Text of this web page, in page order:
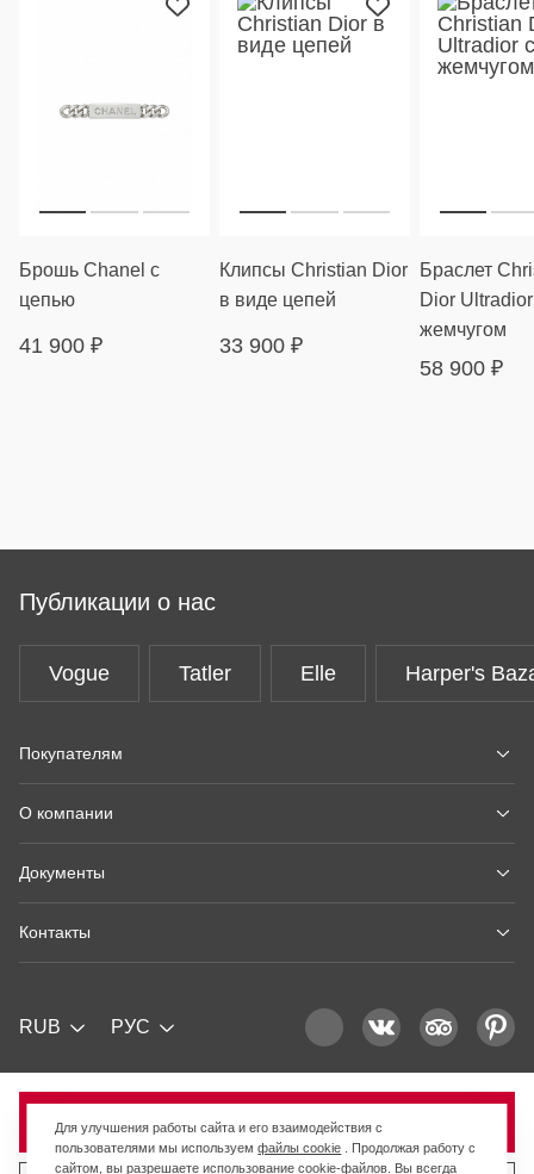
Продано
Брошь Chanel с
цепью
41 900 ₽
Клипсы Christian Dior
в виде цепей
33 900 ₽
Браслет
Dior
жемчугом
58 900 ₽
Публикации о нас
Vogue Tatler Elle Harper's
Покупателям
О компании
Документы
Контакты
RUB РУС
Для улучшения работы сайта и его взаимодействия с
пользователями мы используемфайлы cookie . Продолжая работу с
сайтом, вы разрешаете использование cookie-файлов. Вы всегда